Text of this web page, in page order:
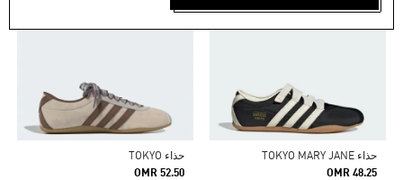
حذاء TOKYO MARY JANE
OMR 48.25
حذاء TOKYO
OMR 52.50